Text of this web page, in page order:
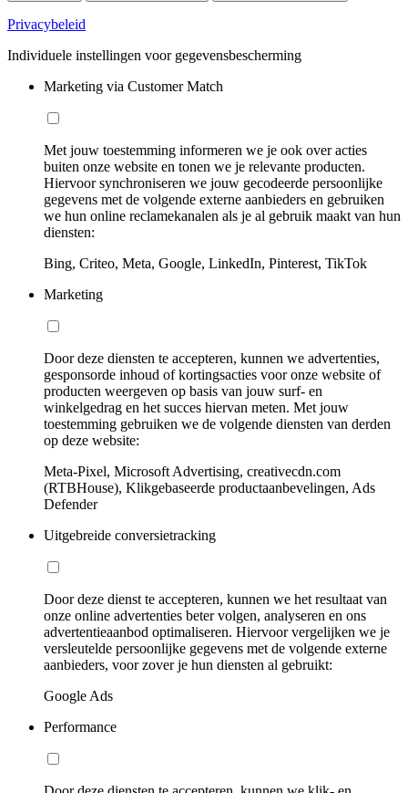
Privacybeleid
Individuele instellingen voor gegevensbescherming
Marketing via Customer Match
Met jouw toestemming informeren we je ook over acties
buiten onze website en tonen we je relevante producten.
Hiervoor synchroniseren we jouw gecodeerde persoonlijke
gegevens met de volgende externe aanbieders en gebruiken
we hun online reclamekanalen als je al gebruik maakt van hun
diensten:
Bing, Criteo, Meta, Google, LinkedIn, Pinterest, TikTok
Marketing
Door deze diensten te accepteren, kunnen we advertenties,
gesponsorde inhoud of kortingsacties voor onze website of
producten weergeven op basis van jouw surf- en
winkelgedrag en het succes hiervan meten. Met jouw
toestemming gebruiken we de volgende diensten van derden
op deze website:
Meta-Pixel, Microsoft Advertising, creativecdn.com
(RTBHouse), Klikgebaseerde productaanbevelingen, Ads
Defender
Uitgebreide conversietracking
Door deze dienst te accepteren, kunnen we het resultaat van
onze online advertenties beter volgen, analyseren en ons
advertentieaanbod optimaliseren. Hiervoor vergelijken we je
versleutelde persoonlijke gegevens met de volgende externe
aanbieders, voor zover je hun diensten al gebruikt:
Google Ads
Performance